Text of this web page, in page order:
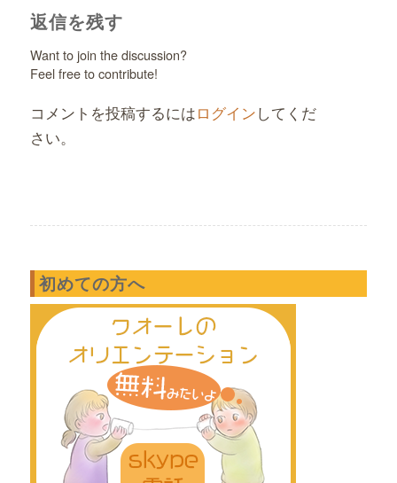
返信を残す
Want to join the discussion?
Feel free to contribute!
コメントを投稿するにはログインしてくだ
さい。
初めての方へ